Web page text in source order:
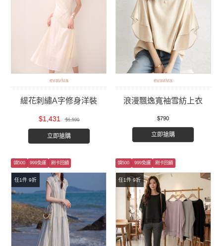
evaviva
緹花刺繡A字修身洋裝
$1,431 $1,590
立即搶購
evaviva
浪漫飄逸寬袖雪紡上衣
$790
立即搶購
任1件 9折
領500 999免運 刷卡回饋
任1件 9折
領500 999免運 刷卡回饋